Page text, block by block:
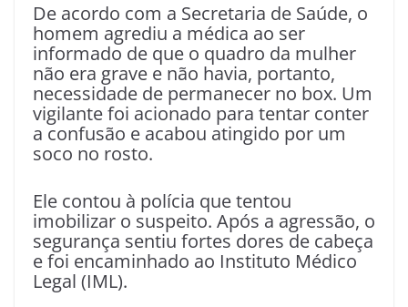
De acordo com a Secretaria de Saúde, o
homem agrediu a médica ao ser
informado de que o quadro da mulher
não era grave e não havia, portanto,
necessidade de permanecer no box. Um
vigilante foi acionado para tentar conter
a confusão e acabou atingido por um
soco no rosto.
Ele contou à polícia que tentou
imobilizar o suspeito. Após a agressão, o
segurança sentiu fortes dores de cabeça
e foi encaminhado ao Instituto Médico
Legal (IML).